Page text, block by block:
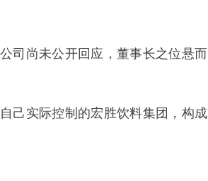
司尚未公开回应，董事长之位悬而
己实际控制的宏胜饮料集团，构成